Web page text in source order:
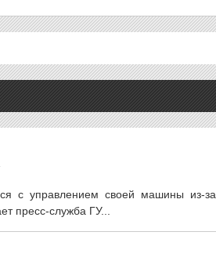
с управлением своей машины из-за
пресс-служба ГУ...